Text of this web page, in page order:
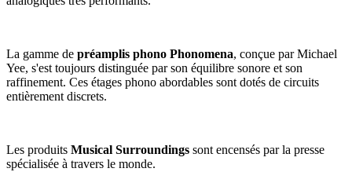
La gamme de préamplis phono Phonomena, conçue par Michael
Yee, s'est toujours distinguée par son équilibre sonore et son
raffinement. Ces étages phono abordables sont dotés de circuits
entièrement discrets.
Les produits Musical Surroundings sont encensés par la presse
spécialisée à travers le monde.